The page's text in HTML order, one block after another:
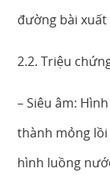
đường bài
2.2. Triệu
– Siêu âm:
thành mỏng
hình luồng